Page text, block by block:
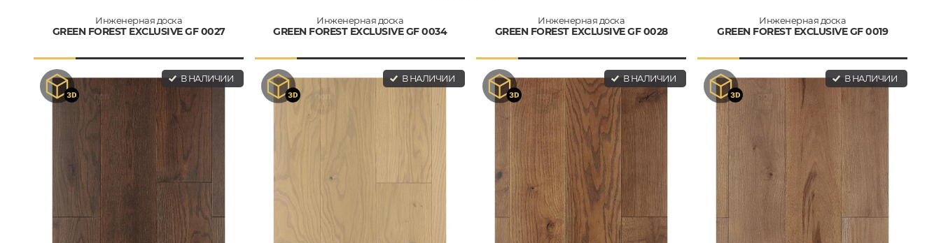
Инженерная доска
GREEN FOREST EXCLUSIVE GF 0027
В НАЛИЧИИ
Инженерная доска
GREEN FOREST EXCLUSIVE GF 0034
В НАЛИЧИИ
Инженерная доска
GREEN FOREST EXCLUSIVE GF 0028
В НАЛИЧИИ
Инженерная доска
GREEN FOREST EXCLUSIVE GF 0019
В НАЛИЧИИ